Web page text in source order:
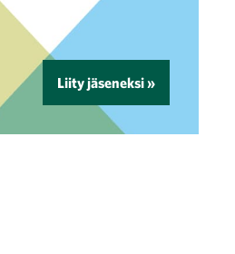
Liity jäseneksi »